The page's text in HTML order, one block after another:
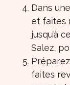
Dans
et faites
jusqu’à
Salez,
faites